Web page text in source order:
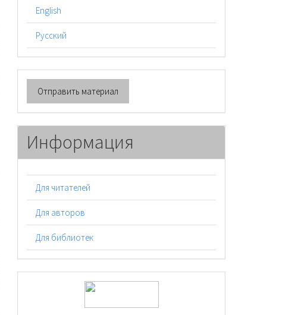
English
Русский
Отправить
материал
Отправить материал
Информация
Для читателей
Для авторов
Для библиотек